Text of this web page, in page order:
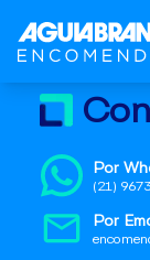
Por
(21)
Por